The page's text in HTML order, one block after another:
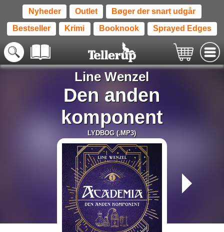
Nyheder Outlet Bøger der snart udgår
Bestseller Krimi Booknook Sprayed Edges
Line Wenzel
Den anden
komponent
LYDBOG (.MP3)